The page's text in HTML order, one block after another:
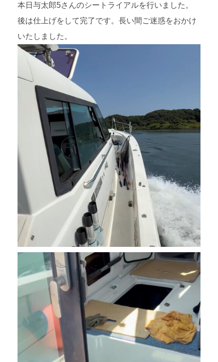
本日与太郎5さんのシートライアルを行いました。
後は仕上げをして完了です。長い間ご迷惑をおかけ
いたしました。